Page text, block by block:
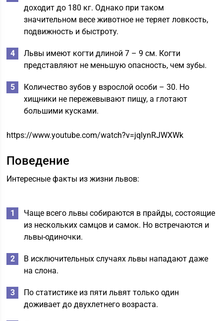
доходит до 180 кг. Однако при таком
значительном весе животное не теряет ловкость,
подвижность и быстроту.
Львы имеют когти длиной 7 – 9 см. Когти
представляют не меньшую опасность, чем зубы.
Количество зубов у взрослой особи – 30. Но
хищники не пережевывают пищу, а глотают
большими кусками.
https://www.youtube.com/watch?v=jqlynRJWXWk
Поведение
Интересные факты из жизни львов:
Чаще всего львы собираются в прайды, состоящие
из нескольких самцов и самок. Но встречаются и
львы-одиночки.
В исключительных случаях львы нападают даже
на слона.
По статистике из пяти львят только один
доживает до двухлетнего возраста.